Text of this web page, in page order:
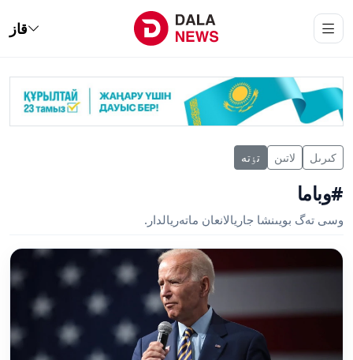
قاز
كىرىل لاتىن تٶتە
#وباما
وسى تەگ بويىنشا جاريالانعان ماتەريالدار.